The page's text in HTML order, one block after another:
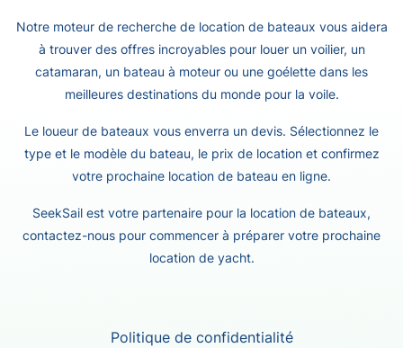
Notre moteur de recherche de location de bateaux vous aidera
à trouver des offres incroyables pour louer un voilier, un
catamaran, un bateau à moteur ou une goélette dans les
meilleures destinations du monde pour la voile.
Le loueur de bateaux vous enverra un devis. Sélectionnez le
type et le modèle du bateau, le prix de location et confirmez
votre prochaine location de bateau en ligne.
SeekSail est votre partenaire pour la location de bateaux,
contactez-nous pour commencer à préparer votre prochaine
location de yacht.
Politique de confidentialité